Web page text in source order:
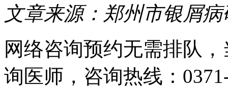
文章来源： 郑州市银屑
网络咨询预约无需排队
询医师 ，咨询热线：